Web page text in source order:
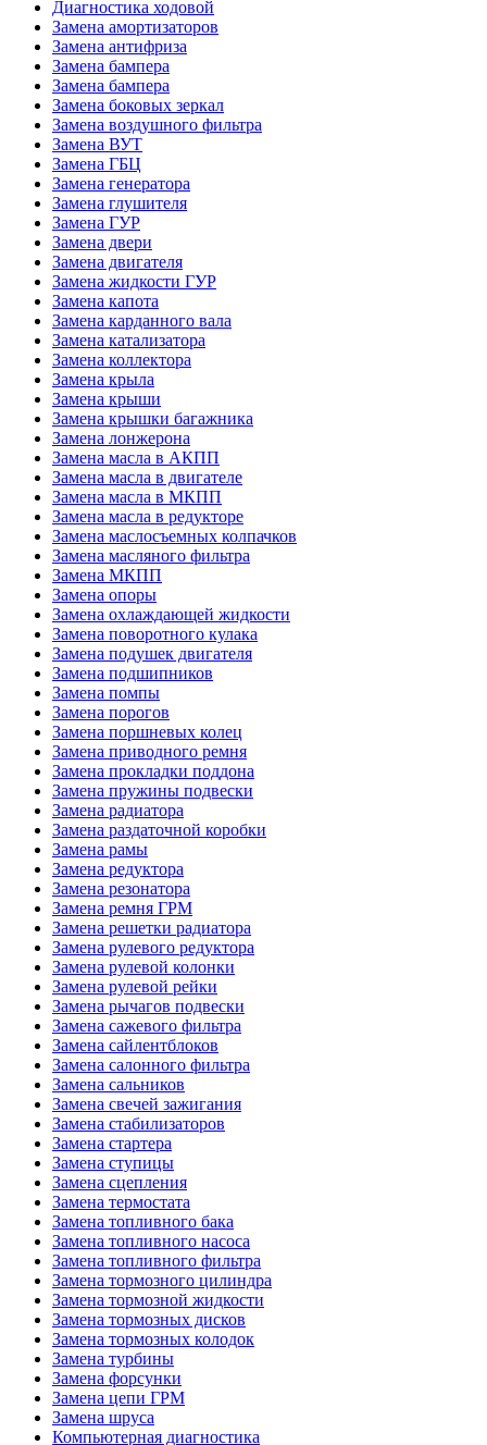
Диагностика ходовой
Замена амортизаторов
Замена антифриза
Замена бампера
Замена бампера
Замена боковых зеркал
Замена воздушного фильтра
Замена ВУТ
Замена ГБЦ
Замена генератора
Замена глушителя
Замена ГУР
Замена двери
Замена двигателя
Замена жидкости ГУР
Замена капота
Замена карданного вала
Замена катализатора
Замена коллектора
Замена крыла
Замена крыши
Замена крышки багажника
Замена лонжерона
Замена масла в АКПП
Замена масла в двигателе
Замена масла в МКПП
Замена масла в редукторе
Замена маслосъемных колпачков
Замена масляного фильтра
Замена МКПП
Замена опоры
Замена охлаждающей жидкости
Замена поворотного кулака
Замена подушек двигателя
Замена подшипников
Замена помпы
Замена порогов
Замена поршневых колец
Замена приводного ремня
Замена прокладки поддона
Замена пружины подвески
Замена радиатора
Замена раздаточной коробки
Замена рамы
Замена редуктора
Замена резонатора
Замена ремня ГРМ
Замена решетки радиатора
Замена рулевого редуктора
Замена рулевой колонки
Замена рулевой рейки
Замена рычагов подвески
Замена сажевого фильтра
Замена сайлентблоков
Замена салонного фильтра
Замена сальников
Замена свечей зажигания
Замена стабилизаторов
Замена стартера
Замена ступицы
Замена сцепления
Замена термостата
Замена топливного бака
Замена топливного насоса
Замена топливного фильтра
Замена тормозного цилиндра
Замена тормозной жидкости
Замена тормозных дисков
Замена тормозных колодок
Замена турбины
Замена форсунки
Замена цепи ГРМ
Замена шруса
Компьютерная диагностика